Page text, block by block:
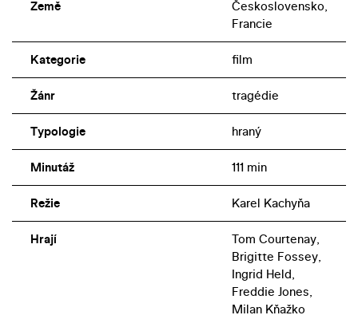
Země
Československo,
Francie
Kategorie film
Žánr tragédie
Typologie hraný
Minutáž 111 min
Režie Karel Kachyňa
Hrají
Tom Courtenay,
Brigitte Fossey,
Ingrid Held,
Freddie Jones,
Milan Kňažko